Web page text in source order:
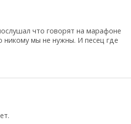
что говорят на марафоне
никому мы не нужны. И песец где